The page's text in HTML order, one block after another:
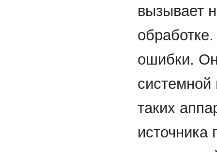
вызывает
ошибки.
таких
источника